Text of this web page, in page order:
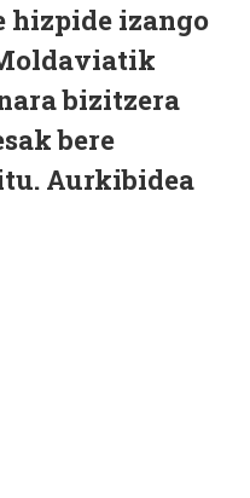
hizpide izango
bizitzera
bere
Aurkibidea